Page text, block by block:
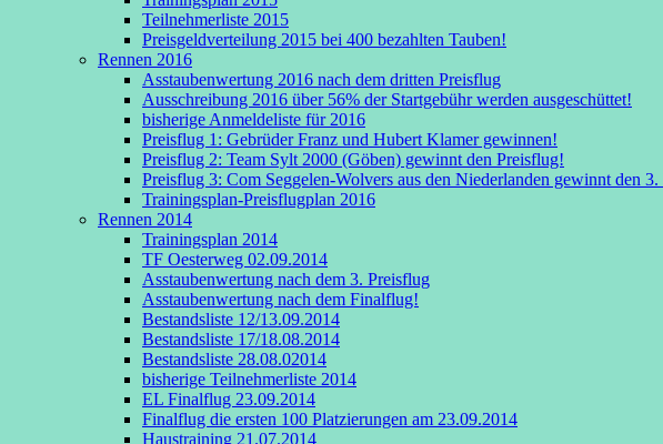
Teilnehmerliste 2015
Preisgeldverteilung 2015 bei 400 bezahlten Tauben!
Rennen 2016
Asstaubenwertung 2016 nach dem dritten Preisflug
Ausschreibung 2016 über 56% der Startgebühr werden ausgeschüttet!
bisherige Anmeldeliste für 2016
Preisflug 1: Gebrüder Franz und Hubert Klamer gewinnen!
Preisflug 2: Team Sylt 2000 (Göben) gewinnt den Preisflug!
Preisflug 3: Com Seggelen-Wolvers aus den Niederlanden gewinnt den
Trainingsplan-Preisflugplan 2016
Rennen 2014
Trainingsplan 2014
TF Oesterweg 02.09.2014
Asstaubenwertung nach dem 3. Preisflug
Asstaubenwertung nach dem Finalflug!
Bestandsliste 12/13.09.2014
Bestandsliste 17/18.08.2014
Bestandsliste 28.08.02014
bisherige Teilnehmerliste 2014
EL Finalflug 23.09.2014
Finalflug die ersten 100 Platzierungen am 23.09.2014
Haustraining 21.07.2014